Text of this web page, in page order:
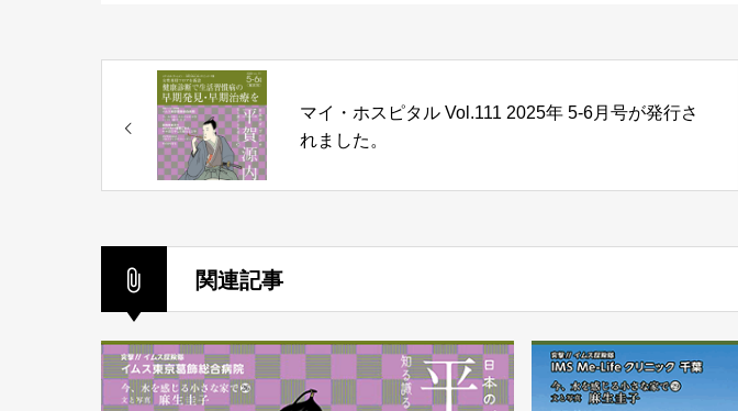
マイ・ホスピタル Vol.111 2025年 5-6月号が発行さ
れました。
関連記事